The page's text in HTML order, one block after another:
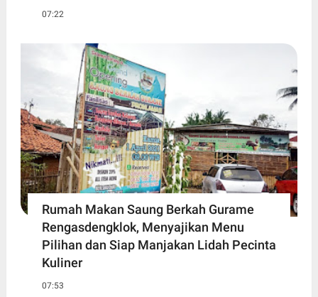
07:22
Rumah Makan Saung Berkah Gurame
Rengasdengklok, Menyajikan Menu
Pilihan dan Siap Manjakan Lidah Pecinta
Kuliner
07:53